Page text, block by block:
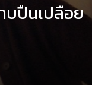
บปืนเปลือย